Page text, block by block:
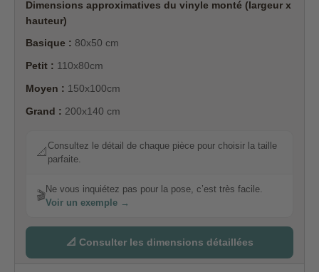
Dimensions approximatives du vinyle monté (largeur x
hauteur)
Basique : 80x50 cm
Petit : 110x80cm
Moyen : 150x100cm
Grand : 200x140 cm
📐
Consultez le détail de chaque pièce pour choisir la taille
parfaite.
🎬
Ne vous inquiétez pas pour la pose, c’est très facile.
Voir un exemple →
📐 Consulter les dimensions détaillées